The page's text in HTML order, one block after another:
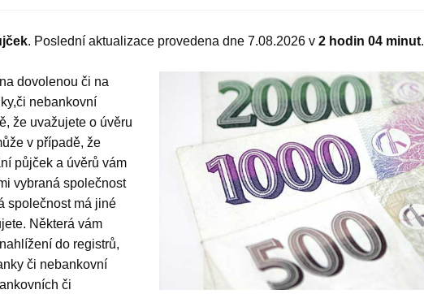
. Poslední aktualizace provedena dne 7.08.2026 v 2 hodin 04 minut.
dovolenou či na
nebankovní
že uvažujete o úvěru
v případě, že
půjček a úvěrů vám
vybraná společnost
společnost má jiné
Některá vám
do registrů,
či nebankovní
či